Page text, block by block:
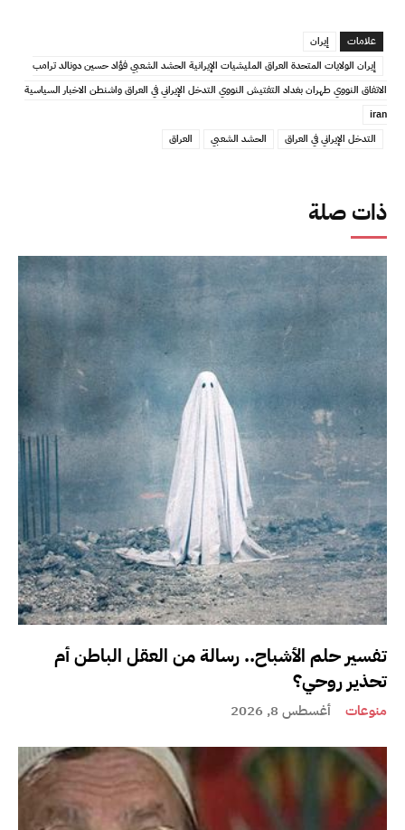
ذات صلة
تفسير حلم الأشباح.. رسالة من العقل الباطن أم
تحذير روحي؟
منوعات أغسطس 8, 2026
علامات
إيران
إيران الولايات المتحدة العراق المليشيات الإيرانية الحشد الشعبي فؤاد حسين دونالد ترامب
الاتفاق النووي طهران بغداد التفتيش النووي التدخل الإيراني في العراق واشنطن الاخبار السياسية
iran
التدخل الإيراني في العراق
الحشد الشعبي العراق